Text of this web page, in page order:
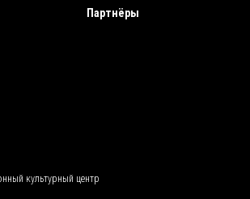
Партнёры
культурный центр